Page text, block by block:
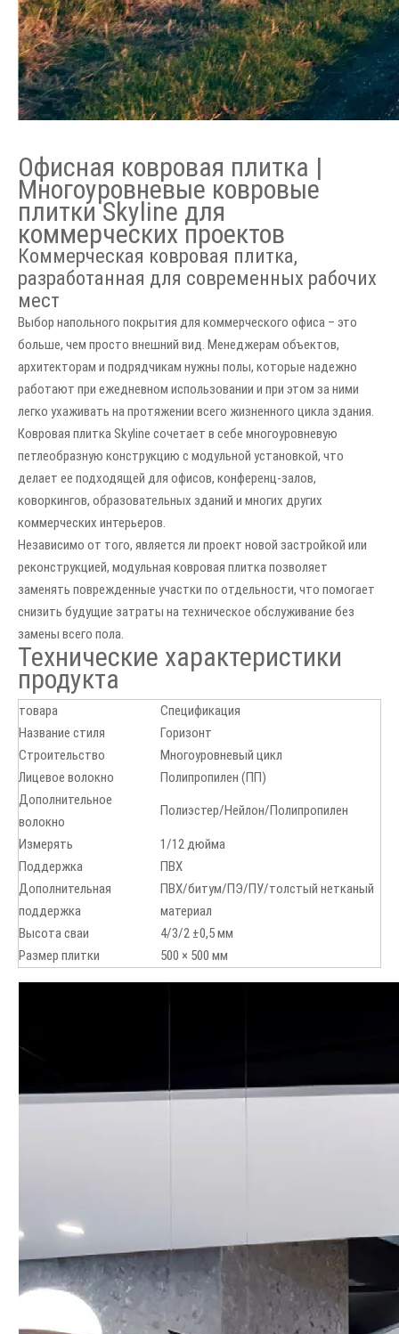
Офисная ковровая плитка |
Многоуровневые ковровые
плитки Skyline для
коммерческих проектов
Коммерческая ковровая плитка,
разработанная для современных рабочих
мест
Выбор напольного покрытия для коммерческого офиса – это
больше, чем просто внешний вид. Менеджерам объектов,
архитекторам и подрядчикам нужны полы, которые надежно
работают при ежедневном использовании и при этом за ними
легко ухаживать на протяжении всего жизненного цикла здания.
Ковровая плитка Skyline сочетает в себе многоуровневую
петлеобразную конструкцию с модульной установкой, что
делает ее подходящей для офисов, конференц-залов,
коворкингов, образовательных зданий и многих других
коммерческих интерьеров.
Независимо от того, является ли проект новой застройкой или
реконструкцией, модульная ковровая плитка позволяет
заменять поврежденные участки по отдельности, что помогает
снизить будущие затраты на техническое обслуживание без
замены всего пола.
Технические характеристики
продукта
товара
Спецификация
Название стиля
Горизонт
Строительство
Многоуровневый цикл
Лицевое волокно
Полипропилен (ПП)
Дополнительное
волокно
Полиэстер/Нейлон/Полипропилен
Измерять
1/12 дюйма
Поддержка
ПВХ
Дополнительная
поддержка
ПВХ/битум/ПЭ/ПУ/толстый нетканый
материал
Высота сваи
4/3/2 ±0,5 мм
Размер плитки
500 × 500 мм